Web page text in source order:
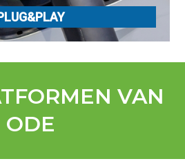
VAN
ODE